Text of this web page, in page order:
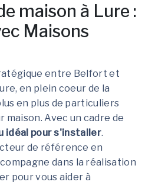
maison à Lure :
Maisons
entre Belfort et
en plein coeur de la
en plus de particuliers
Avec un cadre de
idéal pour s'installer.
de référence en
dans la réalisation
pour vous aider à